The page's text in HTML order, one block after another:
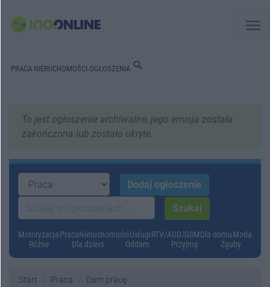
menu
PRACA NIERUCHOMOŚCI OGŁOSZENIA search
To jest ogłoszenie archiwalne, jego emisja została
zakończona lub zostało ukryte.
MotoryzacjaPracaNieruchomościUsługiRTV/AGD/GSMDla domuModa
Różne
Dla dzieci Oddam Przyjmę Zguby
Start Praca Dam pracę